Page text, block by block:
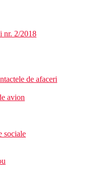
1 km
nr. 2/2018
de afaceri
avion
sociale